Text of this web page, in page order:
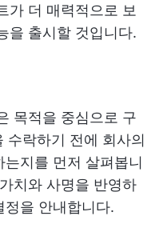
가 더 매력적으로 보
을 출시할 것입니다.
목적을 중심으로 구
수락하기 전에 회사의
지를 먼저 살펴봅니
치와 사명을 반영하
정을 안내합니다.